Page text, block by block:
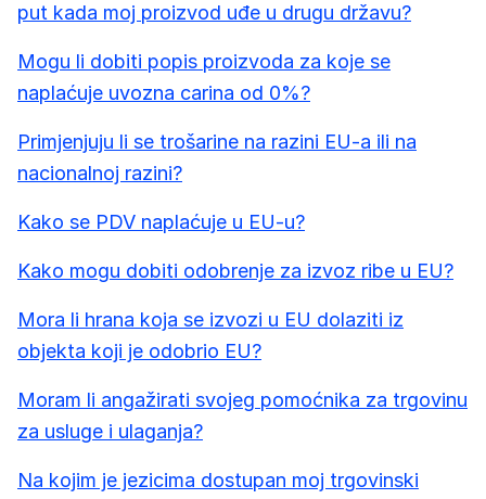
put kada moj proizvod uđe u drugu državu?
Mogu li dobiti popis proizvoda za koje se
naplaćuje uvozna carina od 0%?
Primjenjuju li se trošarine na razini EU-a ili na
nacionalnoj razini?
Kako se PDV naplaćuje u EU-u?
Kako mogu dobiti odobrenje za izvoz ribe u EU?
Mora li hrana koja se izvozi u EU dolaziti iz
objekta koji je odobrio EU?
Moram li angažirati svojeg pomoćnika za trgovinu
za usluge i ulaganja?
Na kojim je jezicima dostupan moj trgovinski